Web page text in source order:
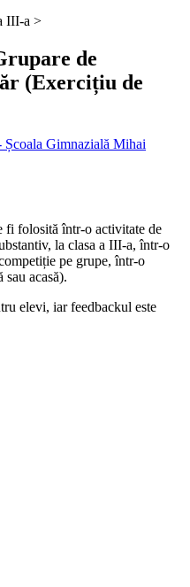
III-a >
de
(Exercițiu de
Școala Gimnazială Mihai
fi folosită într-o activitate de
la clasa a III-a, într-o
pe grupe, într-o
acasă).
elevi, iar feedbackul este